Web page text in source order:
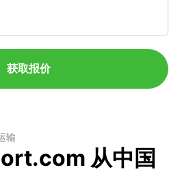
获取报价
输
从中国